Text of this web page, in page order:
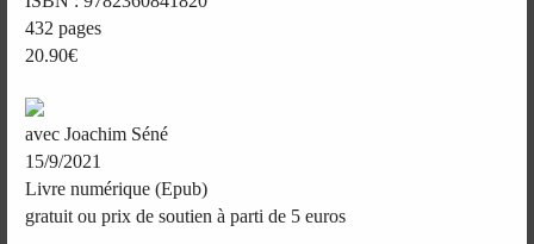
432 pages
20.90€
avec Joachim Séné
15/9/2021
Livre numérique (Epub)
gratuit ou prix de soutien à parti de 5 euros